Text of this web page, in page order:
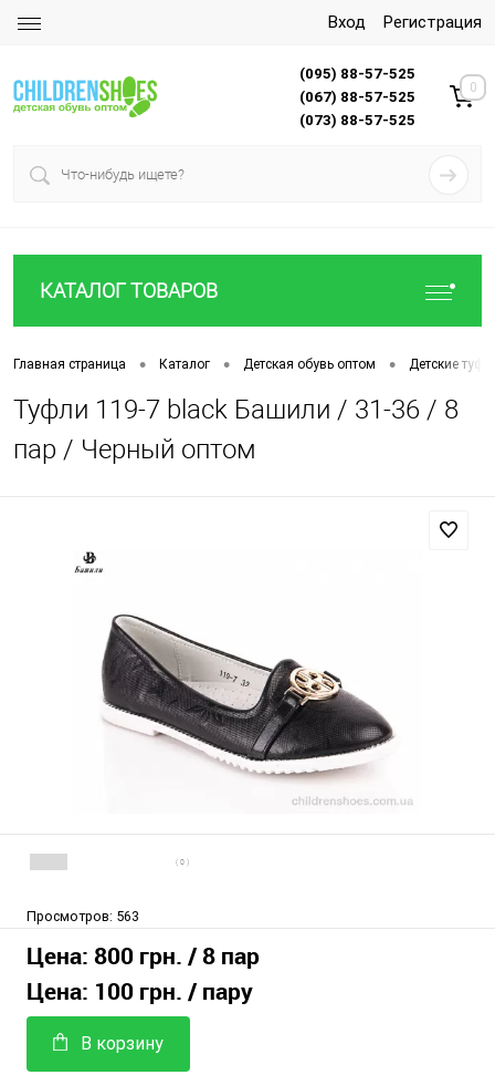
Вход Регистрация
(095) 88-57-525
(067) 88-57-525
(073) 88-57-525
0
КАТАЛОГ ТОВАРОВ
Главная страница • Каталог • Детская обувь оптом • Детские
Туфли 119-7 black Башили / 31-36 / 8
пар / Черный оптом
( 0 )
Просмотров: 563
Цена: 800 грн. / 8 пар
Цена: 100 грн. / пару
В корзину